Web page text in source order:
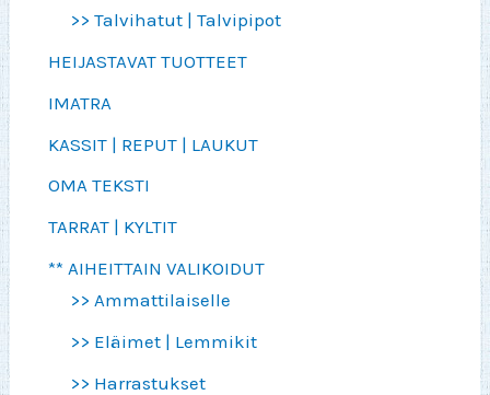
>> Talvihatut | Talvipipot
HEIJASTAVAT TUOTTEET
IMATRA
KASSIT | REPUT | LAUKUT
OMA TEKSTI
TARRAT | KYLTIT
** AIHEITTAIN VALIKOIDUT
>> Ammattilaiselle
>> Eläimet | Lemmikit
>> Harrastukset